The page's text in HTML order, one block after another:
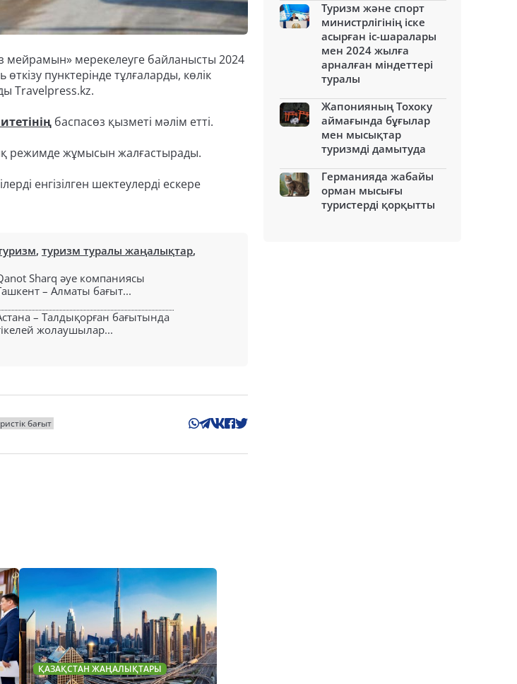
мейрамын» мерекелеуге байланысты 2024
пунктерінде тұлғаларды, көлік
Travelpress.kz.
баспасөз қызметі мәлім етті.
режимде жұмысын жалғастырады.
енгізілген шектеулерді ескере
, туризм туралы жаңалықтар,
Sharq әуе компаниясы
– Алматы бағыт...
– Талдықорған бағытында
жолаушылар...
бағыт
ҚАЗАҚСТАН ЖАҢАЛЫҚТАРЫ
Туризм және спорт
министрлігінің іске
асырған іс-шаралары
мен 2024 жылға
арналған міндеттері
туралы
Жапонияның Тохоку
аймағында бұғылар
мен мысықтар
туризмді дамытуда
Германияда жабайы
орман мысығы
туристерді қорқытты